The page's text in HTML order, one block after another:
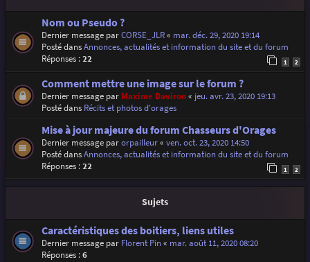
Nom ou Pseudo ?
Dernier message parCORSE_JLR« mar. déc. 29, 2020 19:14
Posté dansAnnonces, actualités et information du site et du forum
Réponses :22 1 2
Comment mettre une image sur le forum ?
Dernier message par Maxime Daviron« jeu. avr. 23, 2020 19:13
Posté dans Récits et photos d'orages
Mise à jour majeure du forum Chasseurs d'Orages
Dernier message parorpailleur« ven. oct. 23, 2020 14:50
Posté dansAnnonces, actualités et information du site et du forum
Réponses :22 1 2
Sujets
Caractéristiques des boitiers, liens utiles
Dernier message par Florent Pin« mar. août 11, 2020 08:20
Réponses :6